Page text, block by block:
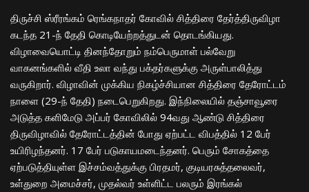
திருச்சி ஸ்ரீரங்கம் ரெங்கநாதர் கோவில் சித்திரை தேர்த்திருவிழா
கடந்த 21-ந் தேதி கொடியேற்றத்துடன் தொடங்கியது.
விழாவையொட்டி தினந்தோறும் நம்பெருமாள் பல்வேறு
வாகனங்களில் வீதி உலா வந்து பக்தர்களுக்கு அருள்பாலித்து
வருகிறார். விழாவின் முக்கிய நிகழ்ச்சியான சித்திரை தேரோட்டம்
நாளை (29-ந் தேதி) நடைபெறுகிறது. இந்நிலையில் தஞ்சாவூரை
அடுத்த களிமேடு அப்பர் கோவிலில் 94வது ஆண்டு சித்திரை
திருவிழாவில் தேரோட்டத்தின் போது ஏற்பட்ட விபத்தில் 12 பேர்
உயிரிழந்தனர். 17 பேர் படுகாயமடைந்தனர். பெரும் சோகத்தை
ஏற்படுத்தியுள்ள இச்சம்வத்துக்கு பிரதமர், குடியரசுத்தலைவர்,
உள்துறை அமைச்சர், முதல்வர் உள்ளிட்ட பலரும் இரங்கல்